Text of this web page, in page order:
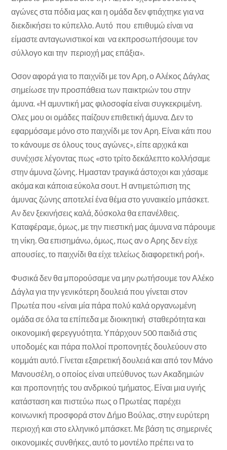
αγώνες στα πόδια μας και η ομάδα δεν φτιάχτηκε για να
διεκδικήσει το κύπελλο. Αυτό που επιθυμώ είναι να
είμαστε ανταγωνιστικοί και να εκπροσωπήσουμε τον
σύλλογο και την περιοχή μας επάξια».
Οσον αφορά για το παιχνίδι με τον Αρη, ο Αλέκος Δάγλας
σημείωσε την προσπάθεια των παικτριών του στην
άμυνα. «Η αμυντική μας φιλοσοφία είναι συγκεκριμένη.
Ολες μου οι ομάδες παίζουν επιθετική άμυνα. Δεν το
εφαρμόσαμε μόνο στο παιχνίδι με τον Αρη. Είναι κάτι που
το κάνουμε σε όλους τους αγώνες», είπε αρχικά και
συνέχισε λέγοντας πως «στο τρίτο δεκάλεπτο κολλήσαμε
στην άμυνα ζώνης. Ημασταν τραγικά άστοχοι και χάσαμε
ακόμα και κάποια εύκολα σουτ. Η αντιμετώπιση της
άμυνας ζώνης αποτελεί ένα θέμα στο γυναικείο μπάσκετ.
Αν δεν ξεκινήσεις καλά, δύσκολα θα επανέλθεις.
Καταφέραμε, όμως, με την πιεστική μας άμυνα να πάρουμε
τη νίκη. Θα επισημάνω, όμως, πως αν ο Αρης δεν είχε
απουσίες, το παιχνίδι θα είχε τελείως διαφορετική ροή».
Φυσικά δεν θα μπορούσαμε να μην ρωτήσουμε τον Αλέκο
Δάγλα για την γενικότερη δουλειά που γίνεται στον
Πρωτέα που «είναι μία πάρα πολύ καλά οργανωμένη
ομάδα σε όλα τα επίπεδα με διοικητική σταθερότητα και
οικονομική φερεγγυότητα. Υπάρχουν 500 παιδιά στις
υποδομές και πάρα πολλοί προπονητές δουλεύουν στο
κομμάτι αυτό. Γίνεται εξαιρετική δουλειά και από τον Μάνο
Μανουσέλη, ο οποίος είναι υπεύθυνος των Ακαδημιών
και προπονητής του ανδρικού τμήματος. Είναι μια υγιής
κατάσταση και πιστεύω πως ο Πρωτέας παρέχει
κοινωνική προσφορά στον Δήμο Βούλας, στην ευρύτερη
περιοχή και στο ελληνικό μπάσκετ. Με βάση τις σημερινές
οικονομικές συνθήκες, αυτό το μοντέλο πρέπει να το